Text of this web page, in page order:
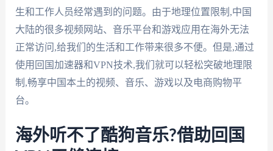
生和工作人员经常遇到的问题。由于地理位置限制,中国
大陆的很多视频网站、音乐平台和游戏应用在海外无法
正常访问,给我们的生活和工作带来很多不便。但是,通过
使用回国加速器和VPN技术,我们就可以轻松突破地理限
制,畅享中国本土的视频、音乐、游戏以及电商购物平
台。
海外听不了酷狗音乐?借助回国